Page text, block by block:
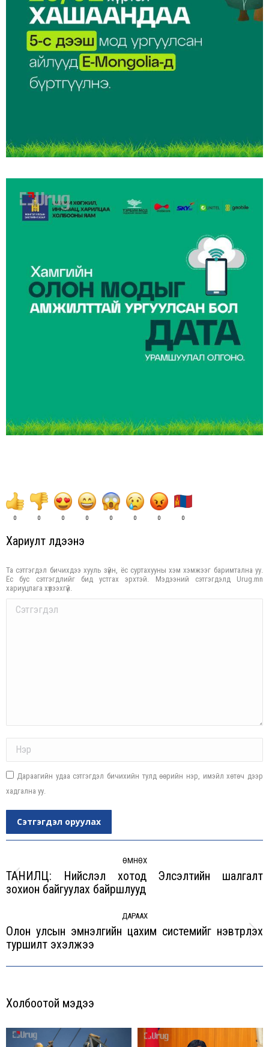
0 0 0 0 0 0 0 0
Хариулт үлдээнэ үү
Та сэтгэгдэл бичихдээ хууль зүйн, ёс суртахууны хэм хэмжээг баримтална уу.
Ёс бус сэтгэгдлийг бид устгах эрхтэй. Мэдээний сэтгэгдэлд Urug.mn
хариуцлага хүлээхгүй.
Comment
Дараагийн удаа сэтгэгдэл бичихийн тулд өөрийн нэр, имэйл хөтөч дээр
хадгална уу.
Сэтгэгдэл оруулах
ӨМНӨХ
Previous
post:
ТАНИЛЦ: Нийслэл хотод Элсэлтийн шалгалт
зохион байгуулах байршлууд
ДАРААХ
Next
Олон улсын эмнэлгийн цахим системийг нэвтрүүлэх
туршилт эхэлжээ
Холбоотой мэдээ